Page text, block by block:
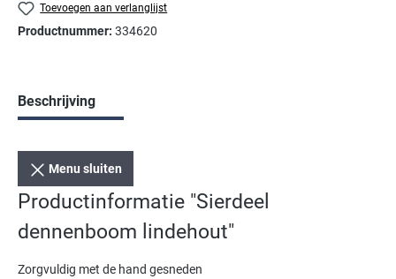
Toevoegen aan verlanglijst
Productnummer: 334620
Beschrijving
Menu sluiten
Productinformatie "Sierdeel
dennenboom lindehout"
Zorgvuldig met de hand gesneden